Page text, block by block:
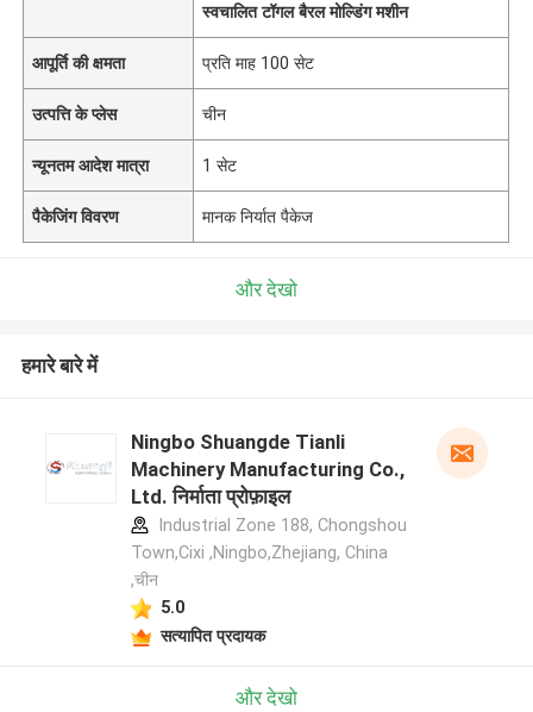
स्वचालित टॉगल बैरल मोल्डिंग मशीन
आपूर्ति की क्षमता प्रति माह 100 सेट
उत्पत्ति के प्लेस चीन
न्यूनतम आदेश मात्रा 1 सेट
पैकेजिंग विवरण मानक निर्यात पैकेज
और देखो
हमारे बारे में
Ningbo Shuangde Tianli
Machinery Manufacturing Co.,
Ltd. निर्माता प्रोफ़ाइल
Industrial Zone 188, Chongshou
Town,Cixi ,Ningbo,Zhejiang, China
,चीन
5.0
सत्यापित प्रदायक
और देखो